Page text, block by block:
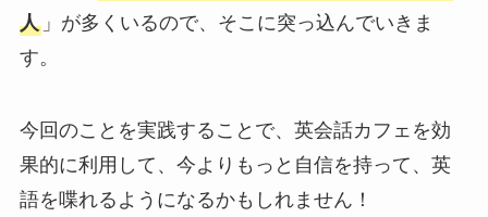
人」が多くいるので、そこに突っ込んでいきま
す。
今回のことを実践することで、英会話カフェを効
果的に利用して、今よりもっと自信を持って、英
語を喋れるようになるかもしれません！